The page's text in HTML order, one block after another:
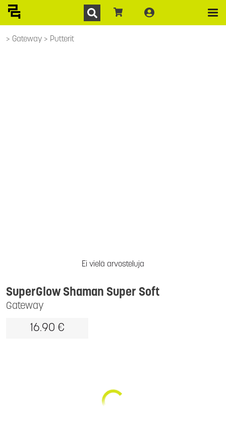
Gateway Putterit
Ei vielä arvosteluja
Gateway
SuperGlow Shaman Super Soft
16.90 €